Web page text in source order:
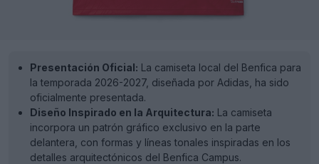
Presentación Oficial: La camiseta local del Benfica para
la temporada 2026-2027, diseñada por Adidas, ha sido
oficialmente presentada.
Diseño Inspirado en la Arquitectura: La camiseta
incorpora un patrón gráfico exclusivo en la parte
delantera, con formas y líneas tonales inspiradas en los
detalles arquitectónicos del Benfica Campus.